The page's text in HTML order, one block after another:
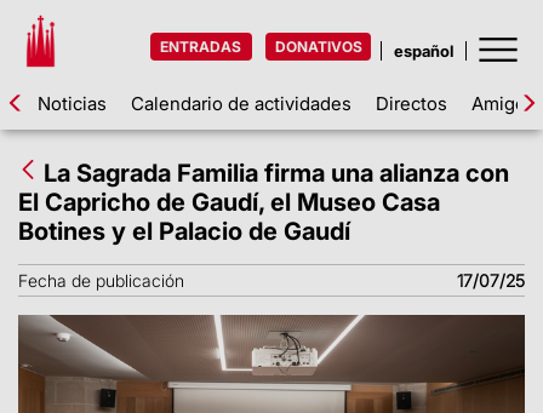
ENTRADAS DONATIVOS
Noticias Calendario de actividades Directos Amigos
La Sagrada Familia firma una alianza con
El Capricho de Gaudí, el Museo Casa
Botines y el Palacio de Gaudí
Fecha de publicación 17/07/25